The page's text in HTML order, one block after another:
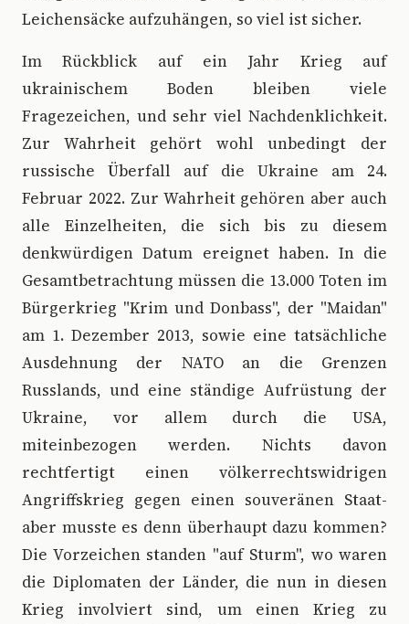
Leichensäcke aufzuhängen, so viel ist sicher.
Im Rückblick auf ein Jahr Krieg auf
ukrainischem Boden bleiben viele
Fragezeichen, und sehr viel Nachdenklichkeit.
Zur Wahrheit gehört wohl unbedingt der
russische Überfall auf die Ukraine am 24.
Februar 2022. Zur Wahrheit gehören aber auch
alle Einzelheiten, die sich bis zu diesem
denkwürdigen Datum ereignet haben. In die
Gesamtbetrachtung müssen die 13.000 Toten im
Bürgerkrieg "Krim und Donbass", der "Maidan"
am 1. Dezember 2013, sowie eine tatsächliche
Ausdehnung der NATO an die Grenzen
Russlands, und eine ständige Aufrüstung der
Ukraine, vor allem durch die USA,
miteinbezogen werden. Nichts davon
rechtfertigt einen völkerrechtswidrigen
Angriffskrieg gegen einen souveränen Staat-
aber musste es denn überhaupt dazu kommen?
Die Vorzeichen standen "auf Sturm", wo waren
die Diplomaten der Länder, die nun in diesen
Krieg involviert sind, um einen Krieg zu